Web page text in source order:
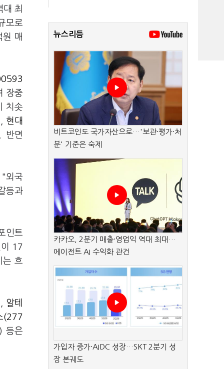
최
모로
매
장중
치솟
현대
반면
"외국
등과
인트
17
는 흐
알테
(277
등은
뉴스리듬
비트코인도 국가자산으로…'보관·평가·처
분' 기준은 숙제
카카오, 2분기 매출·영업익 역대 최대…
에이전트 AI 수익화 관건
가입자 증가·AIDC 성장…SKT 2분기 성
장 본궤도